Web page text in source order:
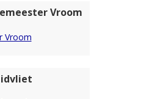
Vroom